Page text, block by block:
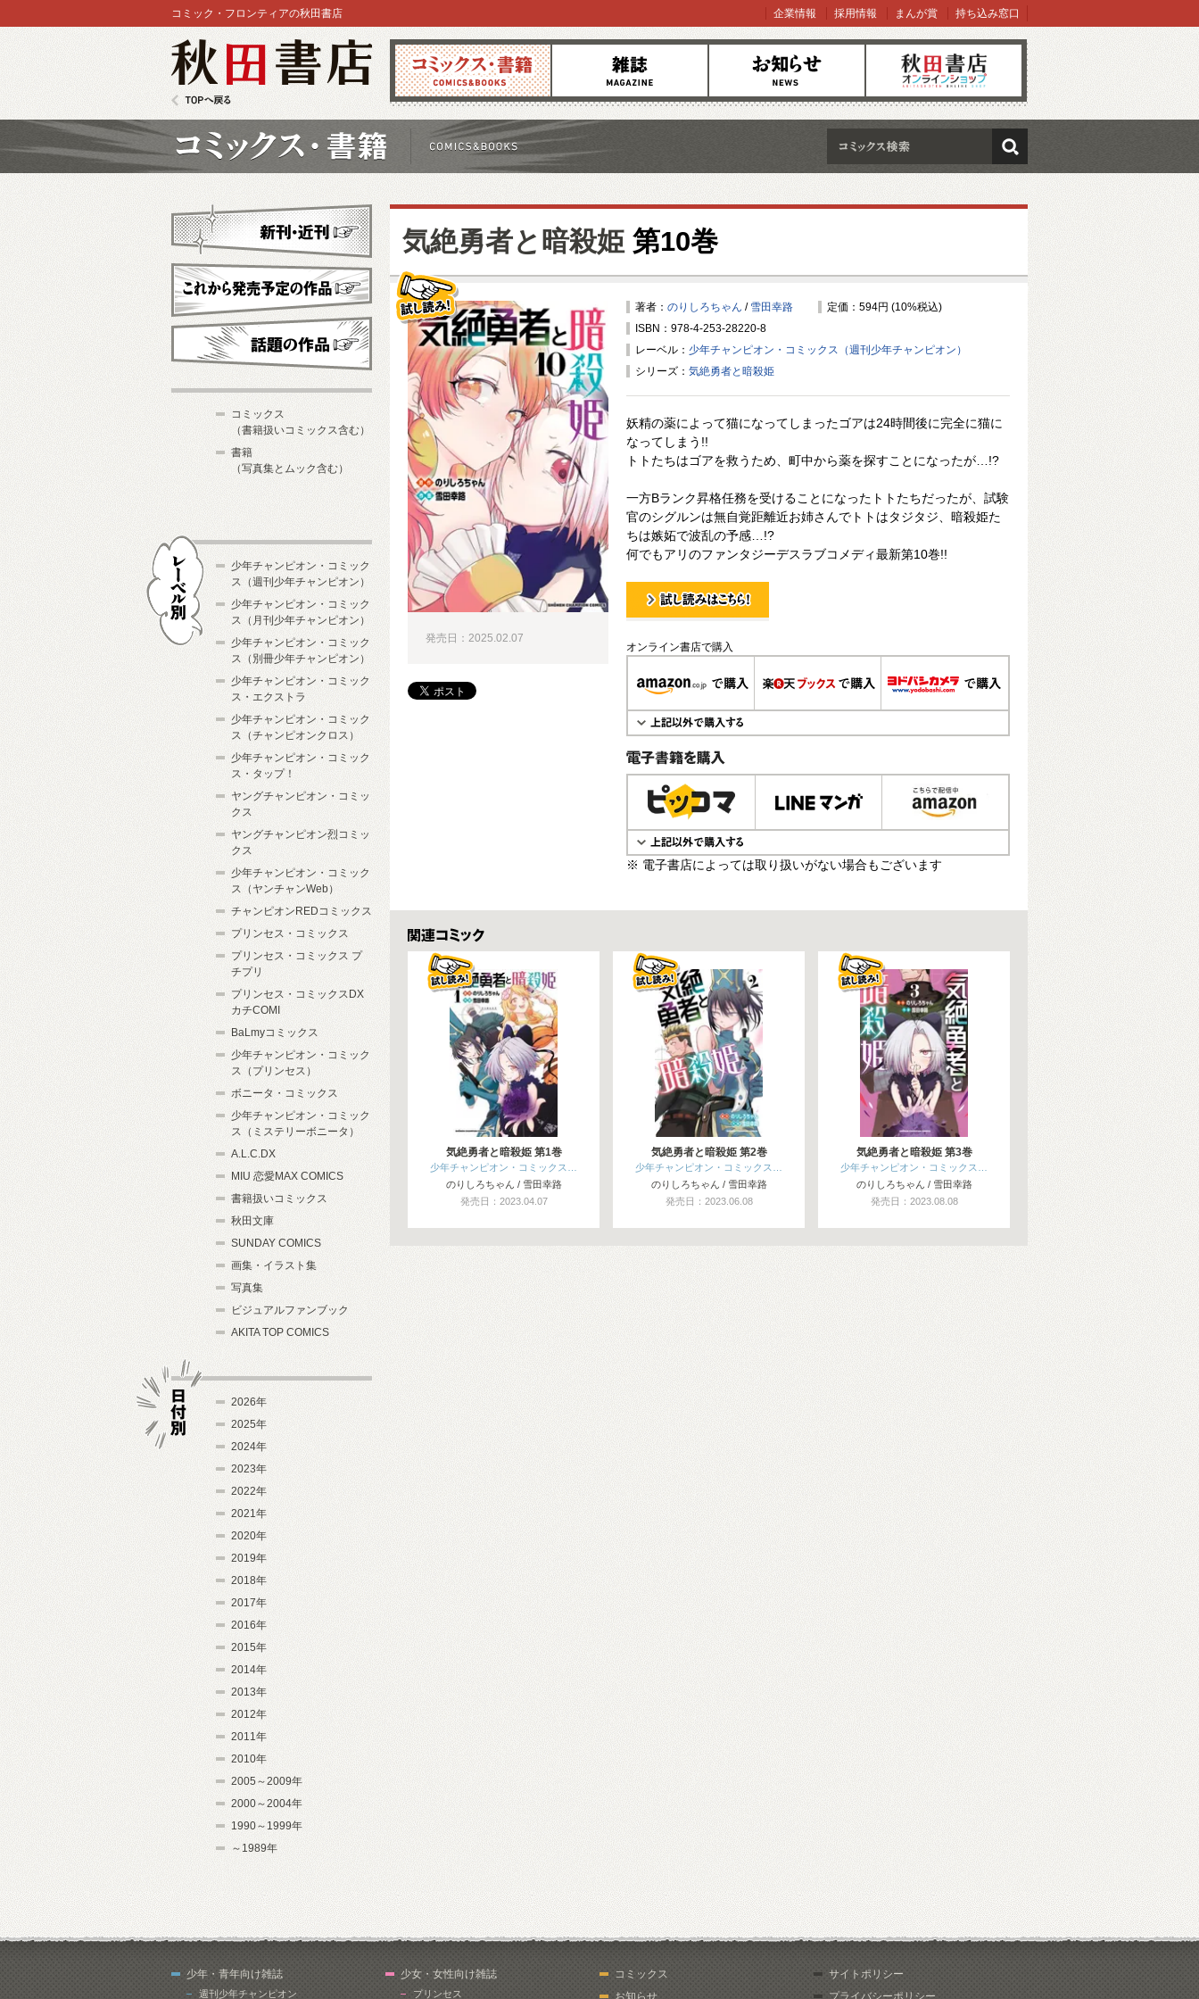
コミックス 雑誌 お知らせ オンラインショップ
コミック・フロンティアの秋田書店 企業情報 採用情報 まんが賞 持ち込み窓口
検索
気絶勇者と暗殺姫 第10巻
著者： のりしろちゃん / 雪田幸路
定価：594円 (10%税込)
ISBN：978-4-253-28220-8
レーベル： 少年チャンピオン・コミックス（週刊少年チャンピオン）
シリーズ： 気絶勇者と暗殺姫
妖精の薬によって猫になってしまったゴアは24時間後に完全に猫に
なってしまう!!
トトたちはゴアを救うため、町中から薬を探すことになったが…!?
一方Bランク昇格任務を受けることになったトトたちだったが、試験
官のシグルンは無自覚距離近お姉さんでトトはタジタジ、暗殺姫た
ちは嫉妬で波乱の予感…!?
何でもアリのファンタジーデスラブコメディ最新第10巻!!
試し読み！
オンライン書店で購入
電子書籍で購入
※ 電子書店によっては取り扱いがない場合もございます
発売日：2025.02.07
関連コミックス
気絶勇者と暗殺姫 第1巻
少年チャンピオン・コミックス…
のりしろちゃん / 雪田幸路
発売日：2023.04.07
気絶勇者と暗殺姫 第2巻
少年チャンピオン・コミックス…
のりしろちゃん / 雪田幸路
発売日：2023.06.08
気絶勇者と暗殺姫 第3巻
少年チャンピオン・コミックス…
のりしろちゃん / 雪田幸路
発売日：2023.08.08
新刊・近刊
これから発売予定
コミックス
（書籍扱いコミックス含む）
書籍
（写真集とムック含む）
少年チャンピオン・コミック
ス（週刊少年チャンピオン）
少年チャンピオン・コミック
ス（月刊少年チャンピオン）
少年チャンピオン・コミック
ス（別冊少年チャンピオン）
少年チャンピオン・コミック
ス・エクストラ
少年チャンピオン・コミック
ス（チャンピオンクロス）
少年チャンピオン・コミック
ス・タップ！
ヤングチャンピオン・コミッ
クス
ヤングチャンピオン烈コミッ
クス
少年チャンピオン・コミック
ス（ヤンチャンWeb）
チャンピオンREDコミックス
プリンセス・コミックス
プリンセス・コミックス プ
チプリ
プリンセス・コミックスDX
カチCOMI
BaLmyコミックス
少年チャンピオン・コミック
ス（プリンセス）
ボニータ・コミックス
少年チャンピオン・コミック
ス（ミステリーボニータ）
A.L.C.DX
MIU 恋愛MAX COMICS
書籍扱いコミックス
秋田文庫
SUNDAY COMICS
画集・イラスト集
写真集
ビジュアルファンブック
AKITA TOP COMICS
2026年
2025年
2024年
2023年
2022年
2021年
2020年
2019年
2018年
2017年
2016年
2015年
2014年
2013年
2012年
2011年
2010年
2005～2009年
2000～2004年
1990～1999年
～1989年
少年・青年向け雑誌
週刊少年チャンピオン
少女・女性向け雑誌
プリンセス
コミックス
お知らせ
サイトポリシー
プライバシーポリシー